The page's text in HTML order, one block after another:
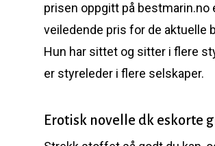
prisen oppgitt på bestmarin.no
veiledende pris for de aktuelle
Hun har sittet og sitter i flere
er styreleder i flere selskaper.
Erotisk novelle dk eskorte